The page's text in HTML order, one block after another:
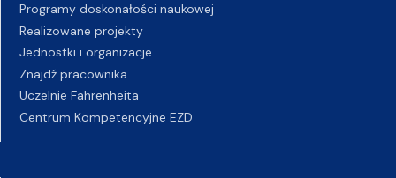
Programy doskonałości naukowej
Realizowane projekty
Jednostki i organizacje
Znajdź pracownika
Uczelnie Fahrenheita
Centrum Kompetencyjne EZD